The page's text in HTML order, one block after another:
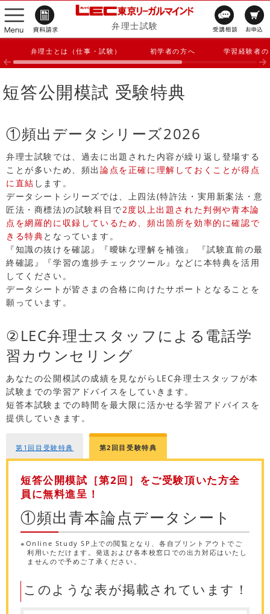
弁理士試験
弁理士とは（仕事・試験） 初学者の方へ 学習経験者
短答公開模試 受験特典
①頻出データシリーズ2026
弁理士試験では、過去に出題された内容が繰り返し登場する
ことが多いため、頻出 論点を正確に理解しておくことが得点
に直結 します。
データシートシリーズでは、上四法(特許法・実用新案法・意
匠法・商標法)の試験科目で2度以上出題された判例や青本論
点を網羅的に収録しているため、頻出箇所を効率的に確認で
きる特典となっています。
『知識の抜けを確認』『曖昧な理解を補強』 『試験直前の最
終確認』『学習の進捗チェックツール』などに本特典を活用
してください。
データシートが皆さまの合格に向けたサポートとなることを
願っています。
②LEC弁理士スタッフによる電話学
習カウンセリング
あなたの公開模試の成績を見ながらLEC弁理士スタッフが本
試験までの学習アドバイスをしていきます。
短答本試験までの時間を最大限に活かせる学習アドバイスを
提供していきます。
第1回目受験特典 第2回目受験特典
短答公開模試［第2回］をご受験頂いた方全
員に無料進呈！
①頻出青本論点データシート
※Online Study SP上での閲覧となり、各自プリントアウトでご
利用いただけます。発送および各本校窓口での出力対応はいたし
ませんので予めご了承ください。
このような表が掲載されています！